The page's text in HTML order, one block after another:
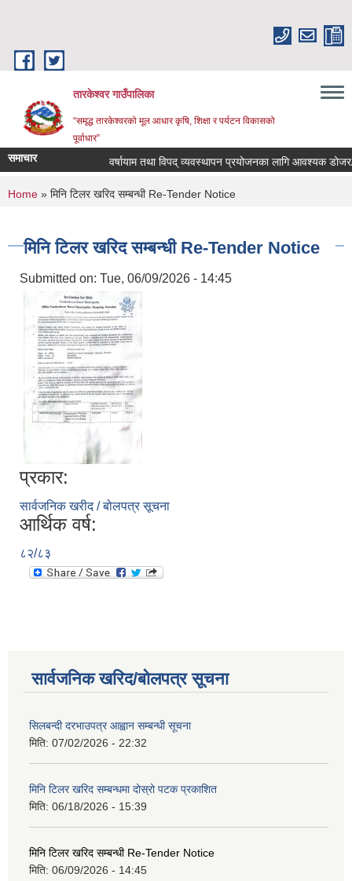
तारकेश्वर गाउँपालिका
“समृद्ध तारकेश्वरको मूल आधार कृषि, शिक्षा र पर्यटन विकासको
पूर्वाधार”
समाचार वर्षायाम तथा विपद् व्यवस्थापन प्रयोजनका लागि आवश्यक डोजर/
You are here
Home » मिनि टिलर खरिद सम्बन्धी Re-Tender Notice
मिनि टिलर खरिद सम्बन्धी Re-Tender Notice
Submitted on: Tue, 06/09/2026 - 14:45
प्रकार:
सार्वजनिक खरीद / बोलपत्र सूचना
आर्थिक वर्ष:
८२/८३
सार्वजनिक खरिद/बोलपत्र सूचना
सिलबन्दी दरभाउपत्र आह्वान सम्बन्धी सूचना
मिति: 07/02/2026 - 22:32
मिनि टिलर खरिद सम्बन्धमा दोस्रो पटक प्रकाशित
मिति: 06/18/2026 - 15:39
मिनि टिलर खरिद सम्बन्धी Re-Tender Notice
मिति: 06/09/2026 - 14:45